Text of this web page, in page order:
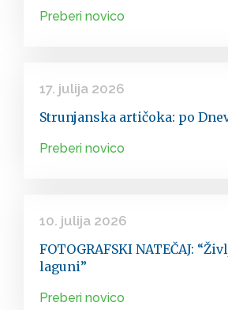
Preberi novico
17. julija 2026
Strunjanska artičoka: po
Preberi novico
10. julija 2026
FOTOGRAFSKI NATEČAJ:
laguni”
Preberi novico